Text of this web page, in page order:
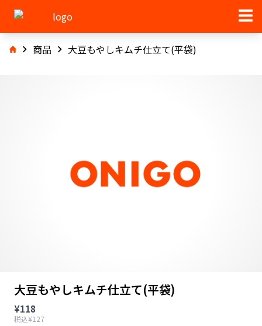
商品 大豆もやしキムチ仕立て(平袋)
大豆もやしキムチ仕立て(平袋)
¥118
税込¥127